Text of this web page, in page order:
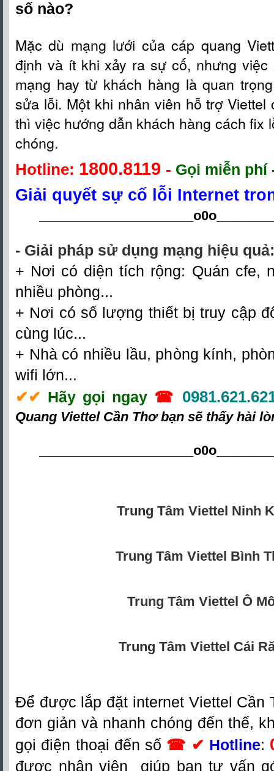
số nào?
Mặc dù mạng lưới củacáp quang
định và ít khi xảy ra sự cố, nhưng
mạng hay từ khách hàng là quan
sửa lỗi. Một khi nhân viên hỗ trợViettel
thì việc hướng dẫn khách hàng cách fix
chóng.
Hotline: 1800.8119 - Gọi miễn phí
Giải quyết sự cố lỗi Internet
_____________________o0o
- Giải pháp sử dụng mạng hiệu quả:
+ Nơi có diện tích rộng: Quán cfe,
nhiều phòng...
+ Nơi có số lượng thiết bị truy cập
cùng lúc...
+ Nhà có nhiều lầu, phòng kính,
wifi lớn...
✔✔ Hãy gọi ngay ☎
Quang Viettel Cần Thơbạn sẽ thấy hài
_____________________o0o
Trung Tâm Viettel Ninh
Trung Tâm Viettel Bình
Trung Tâm Viettel Ô
Trung Tâm Viettel Cái
Để được lắp đặt internet Viettel Cần
đơn giản và nhanh chóng đến thế,
gọi điện thoại đến số ☎ ✔ Hotline:
được nhân viên giúp bạn tư vấn